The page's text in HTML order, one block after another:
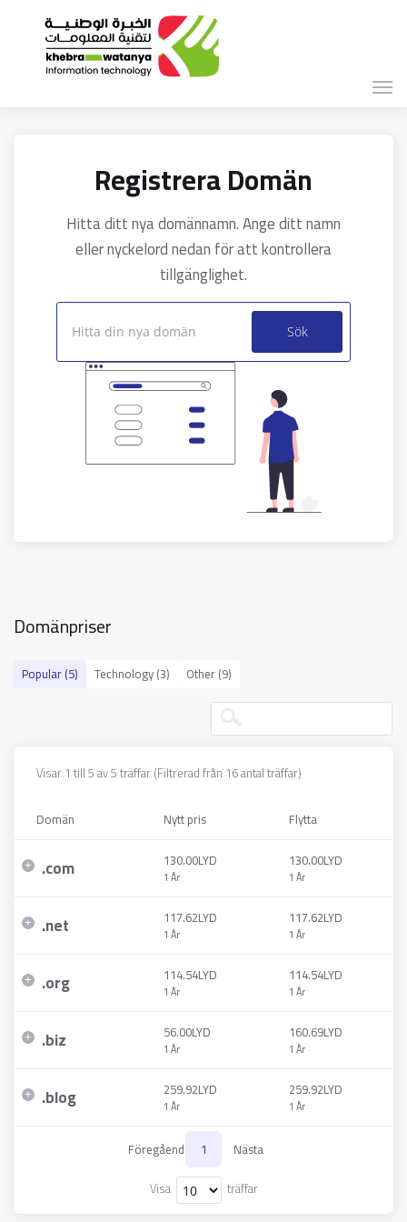
Registrera Domän
Hitta ditt nya domännamn. Ange ditt namn
eller nyckelord nedan för att kontrollera
tillgänglighet.
Sök
Domänpriser
Popular (5) Technology (3) Other (9)
Visar 1 till 5 av 5 träffar (Filtrerad från 16 antal träffar)
Domän Nytt pris Flytta
.com 130.00LYD
1 År
130.00LYD
1 År
.net 117.62LYD
1 År
117.62LYD
1 År
.org 114.54LYD
1 År
114.54LYD
1 År
.biz 56.00LYD
1 År
160.69LYD
1 År
.blog 259.92LYD
1 År
259.92LYD
1 År
Föregående 1
Nästa
Visa
träffar